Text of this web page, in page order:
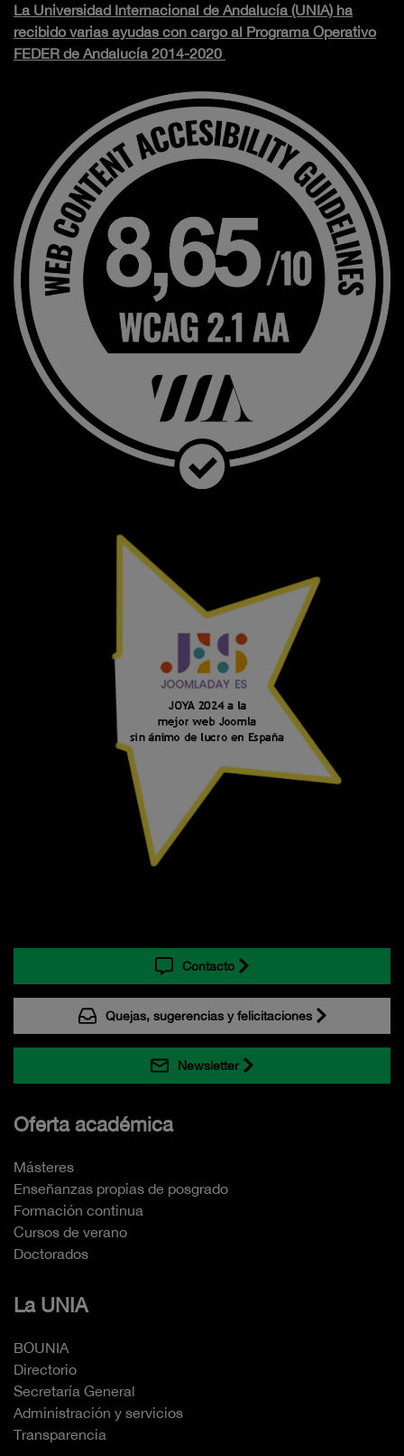
La Universidad Internacional de Andalucía (UNIA) ha
recibido varias ayudas con cargo al Programa Operativo
FEDER de Andalucía 2014-2020
Contacto
Quejas, sugerencias y felicitaciones
Newsletter
Oferta académica
Másteres
Enseñanzas propias de posgrado
Formación continua
Cursos de verano
Doctorados
La UNIA
BOUNIA
Directorio
Secretaría General
Administración y servicios
Transparencia